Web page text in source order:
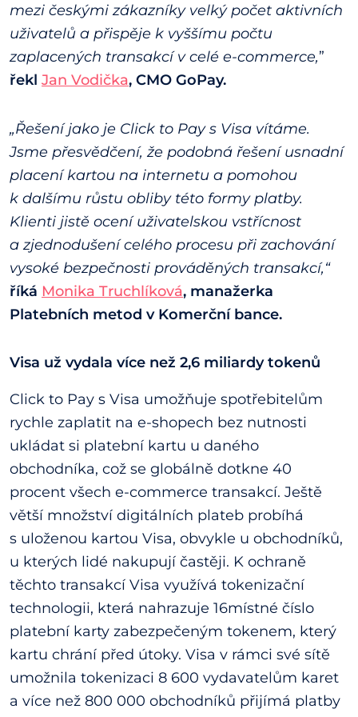
mezi českými zákazníky velký počet aktivních
uživatelů a přispěje k vyššímu počtu
zaplacených transakcí v celé e-commerce,”
řekl Jan Vodička, CMO GoPay.
„Řešení jako je Click to Pay s Visa vítáme.
Jsme přesvědčení, že podobná řešení usnadní
placení kartou na internetu a pomohou
k dalšímu růstu obliby této formy platby.
Klienti jistě ocení uživatelskou vstřícnost
a zjednodušení celého procesu při zachování
vysoké bezpečnosti prováděných transakcí,“
říká Monika Truchlíková, manažerka
Platebních metod v Komerční bance.
Visa už vydala více než 2,6 miliardy tokenů
Click to Pay s Visa umožňuje spotřebitelům
rychle zaplatit na e-shopech bez nutnosti
ukládat si platební kartu u daného
obchodníka, což se globálně dotkne 40
procent všech e-commerce transakcí. Ještě
větší množství digitálních plateb probíhá
s uloženou kartou Visa, obvykle u obchodníků,
u kterých lidé nakupují častěji. K ochraně
těchto transakcí Visa využívá tokenizační
technologii, která nahrazuje 16místné číslo
platební karty zabezpečeným tokenem, který
kartu chrání před útoky. Visa v rámci své sítě
umožnila tokenizaci 8 600 vydavatelům karet
a více než 800 000 obchodníků přijímá platby